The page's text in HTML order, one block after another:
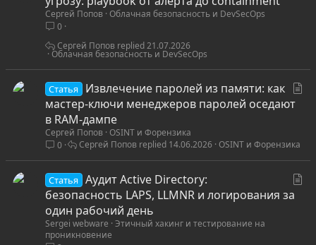
Сергей Попов Облачная безопасность и DevSecOps
0
Облачная безопасность и DevSecOps
21.07.2026
Сергей Попов
я
Статья
Извлечение паролей из памяти: как
мастер-ключи менеджеров паролей оседают
в RAM-дампе
Сергей Попов OSINT и Форензика
0
OSINT и Форензика
14.06.2026
Сергей Попов
Статья
Аудит Active Directory:
безопасность LAPS, LLMNR и логирования за
один рабочий день
Sergei webware Этичный хакинг и тестирование на
проникновение